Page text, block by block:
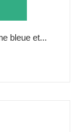
bleue et...